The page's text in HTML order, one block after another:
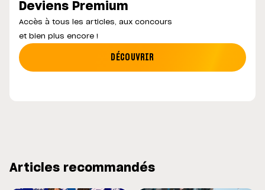
Deviens Premium
Accès à tous les articles, aux concours
et bien plus encore !
DÉCOUVRIR
Articles recommandés